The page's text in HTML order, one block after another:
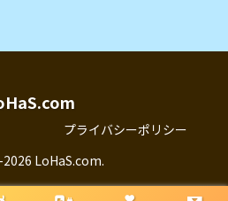
プライバシーポリシー
LoHaS.com.